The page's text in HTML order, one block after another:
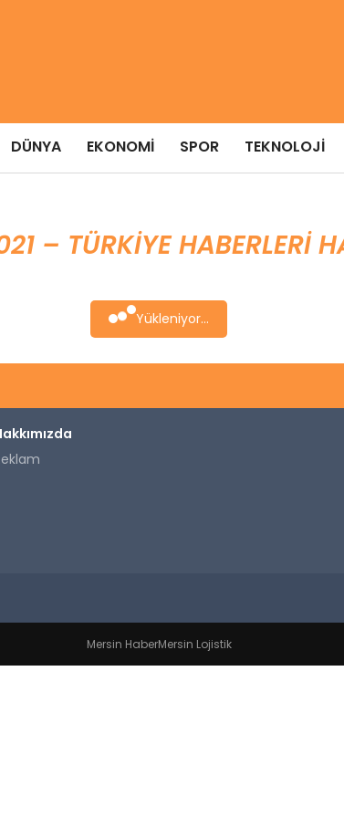
DÜNYA EKONOMI SPOR TEKNOLOJI
– TÜRKIYE HABERLERI
Yükleniyor...
Mersin HaberMersin Lojistik